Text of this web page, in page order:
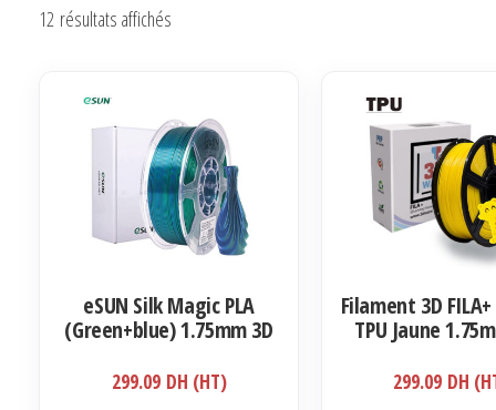
12 résultats affichés
au
plus
ancien
eSUN Silk Magic PLA
(Green+blue) 1.75mm 3D
299.09 DH (HT)
Filament 3D
TPU Jaune
299.09 DH